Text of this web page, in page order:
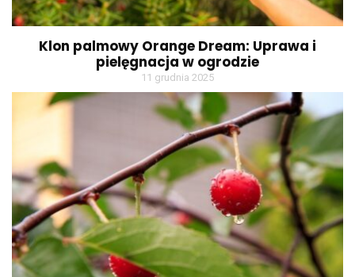
Klon palmowy Orange Dream: Uprawa i
pielęgnacja w ogrodzie
11 grudnia 2025